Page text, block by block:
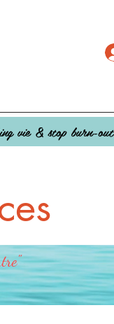
vie & stop burn-out